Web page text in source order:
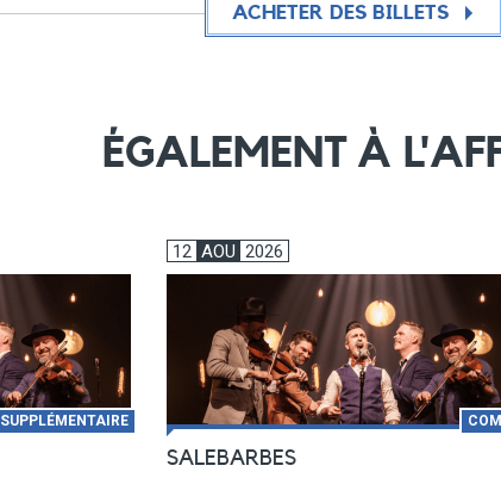
ACHETER DES BILLETS
ÉGALEMENT À
SUPPLÉMENTAIRE
12 AOU 2026
SALEBARBES